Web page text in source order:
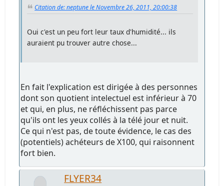
Citation de: neptune le Novembre 26, 2011, 20:00:38
Oui c'est un peu fort leur taux d'humidité... ils
auraient pu trouver autre chose...
En fait l'explication est dirigée à des personnes
dont son quotient intelectuel est inférieur à 70
et qui, en plus, ne réfléchissent pas parce
qu'ils ont les yeux collés à la télé jour et nuit.
Ce qui n'est pas, de toute évidence, le cas des
(potentiels) achéteurs de X100, qui raisonnent
fort bien.
FLYER34